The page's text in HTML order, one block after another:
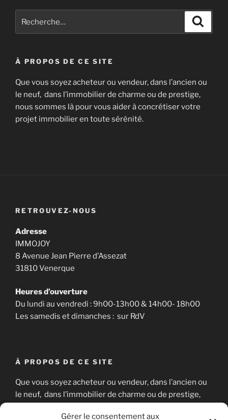
Gérer le consentement aux
pour
À PROPOS DE CE SITE
Que vous soyez acheteur ou vendeur, dans l’ancien ou
le neuf, dans l’immobilier de charme ou de prestige,
nous sommes là pour vous aider à concrétiser votre
projet immobilier en toute sérénité.
RETROUVEZ-NOUS
Adresse
IMMOJOY
8 Avenue Jean Pierre d’Assezat
31810 Venerque
Heures d’ouverture
Du lundi au vendredi : 9h00-13h00 & 14h00- 18h00
Les samedis et dimanches : sur RdV
À PROPOS DE CE SITE
Que vous soyez acheteur ou vendeur, dans l’ancien ou
le neuf, dans l’immobilier de charme ou de prestige,